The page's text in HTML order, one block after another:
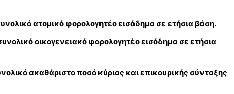
ατομικό φορολογητέο εισόδημα σε ετήσια βάση.
οικογενειακό φορολογητέο εισόδημα σε ετήσια
ακαθάριστο ποσό κύριας και επικουρικής σύνταξης